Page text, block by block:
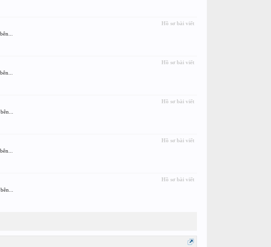
Hồ sơ bài viết
Hồ sơ bài viết
Hồ sơ bài viết
Hồ sơ bài viết
Hồ sơ bài viết